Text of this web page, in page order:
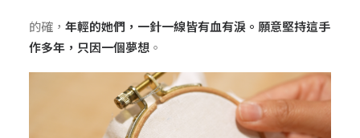
的確， 年輕的她們，一針一線皆有血有淚。願意堅持這手
作多年，只因一個夢想 。